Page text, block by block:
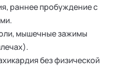
раннее пробуждение с
мышечные зажимы
без физической